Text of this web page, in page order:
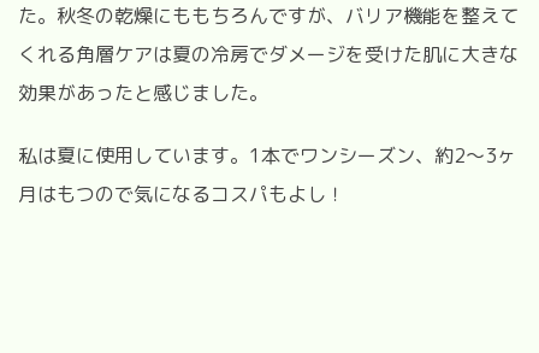
た。秋冬の乾燥にももちろんですが、バリア機能を整えて
くれる角層ケアは夏の冷房でダメージを受けた肌に大きな
効果があったと感じました。
私は夏に使用しています。1本でワンシーズン、約2〜3ヶ
月はもつので気になるコスパもよし！